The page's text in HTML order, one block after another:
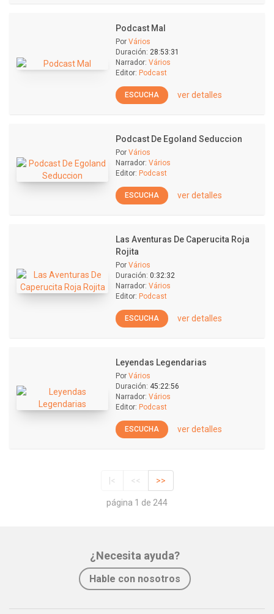
Podcast Mal
Por Vários
Duración: 28:53:31
Narrador: Vários
Editor: Podcast
ESCUCHA ver detalles
Podcast De Egoland Seduccion
Por Vários
Narrador: Vários
Editor: Podcast
ESCUCHA ver detalles
Las Aventuras De Caperucita Roja
Rojita
Por Vários
Duración: 0:32:32
Narrador: Vários
Editor: Podcast
ESCUCHA ver detalles
Leyendas Legendarias
Por Vários
Duración: 45:22:56
Narrador: Vários
Editor: Podcast
ESCUCHA ver detalles
|< << >>
página 1 de 244
¿Necesita ayuda?
Hable con nosotros